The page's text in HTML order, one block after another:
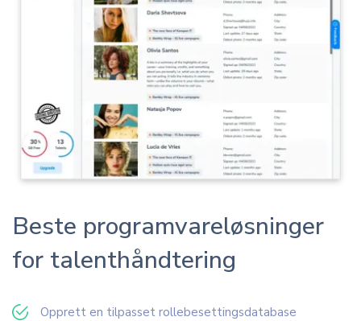
Beste programvareløsninger
for talenthåndtering
Opprett en tilpasset rollebesettingsdatabase